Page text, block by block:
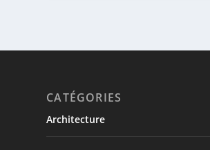
CATÉGORIES
Architecture